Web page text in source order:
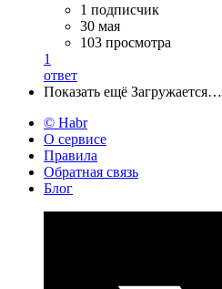
1 подписчик
30 мая
103 просмотра
1
ответ
Показать ещё Загружается…
© Habr
О сервисе
Правила
Обратная связь
Блог